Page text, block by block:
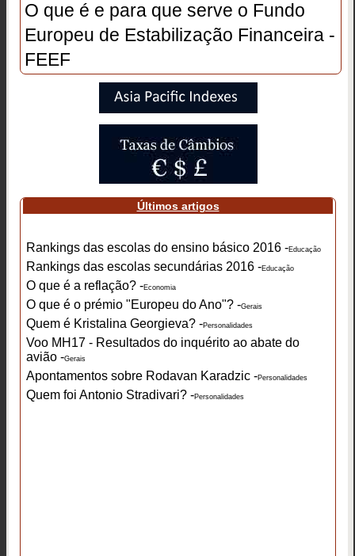
O que é e para que serve o Fundo
Europeu de Estabilização Financeira -
FEEF
Últimos artigos
Rankings das escolas do ensino básico 2016 -Educação
Rankings das escolas secundárias 2016 -Educação
O que é a reflação? -Economia
O que é o prémio "Europeu do Ano"? -Gerais
Quem é Kristalina Georgieva? -Personalidades
Voo MH17 - Resultados do inquérito ao abate do
avião -Gerais
Apontamentos sobre Rodavan Karadzic -Personalidades
Quem foi Antonio Stradivari? -Personalidades